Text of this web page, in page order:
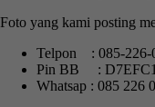
Foto yang kami posting
Telpon : 085-226-
Pin BB :
Whatsap : 085 226